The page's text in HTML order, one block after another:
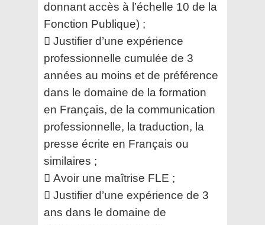
donnant accès à l’échelle 10 de la
Fonction Publique) ;
 Justifier d’une expérience
professionnelle cumulée de 3
années au moins et de préférence
dans le domaine de la formation
en Français, de la communication
professionnelle, la traduction, la
presse écrite en Français ou
similaires ;
 Avoir une maîtrise FLE ;
 Justifier d’une expérience de 3
ans dans le domaine de